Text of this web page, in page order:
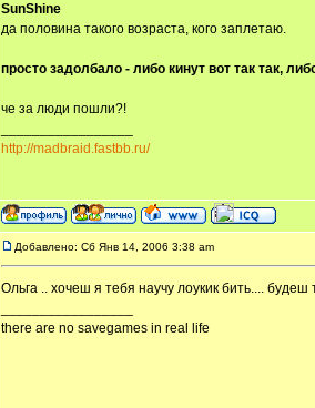
SunShine
да половина такого возраста, кого заплетаю.
просто задолбало - либо кинут вот так так,
че за люди пошли?!
http://madbraid.fastbb.ru/
Добавлено: Сб Янв 14, 2006 3:38 am
Ольга .. хочеш я тебя научу лоукик бить....
there are no savegames in real life